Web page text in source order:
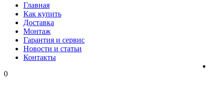
Главная
Как купить
Доставка
Монтаж
Гарантия и сервис
Новости и статьи
Контакты
0